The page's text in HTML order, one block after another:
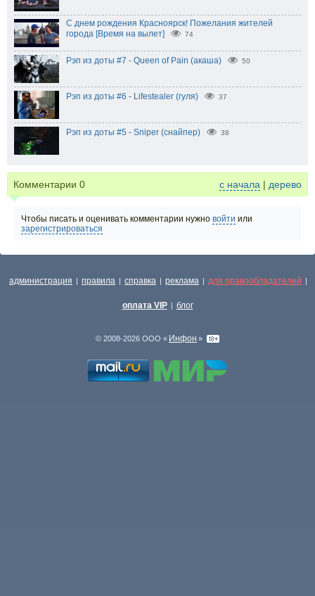
С днем рождения Красноярск! Пожелания жителей
города [Время на вылет]
74
Рэп из доты #7 - Queen of Pain (акаша) 50
Рэп из доты #6 - Lifestealer (гуля) 37
Рэп из доты #5 - Sniper (снайпер) 38
Комментарии 0 с начала | дерево
Чтобы писать и оценивать комментарии нужно войти или
зарегистрироваться
администрация | правила | справка | реклама | для правообладателей |
оплата VIP | блог
© 2008-2026 ООО « Инфон »